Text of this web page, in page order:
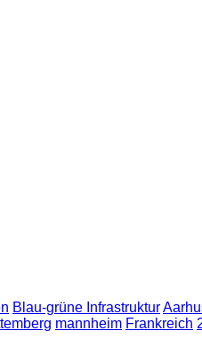
Blau-grüne Infrastruktur
mannheim Frankreich